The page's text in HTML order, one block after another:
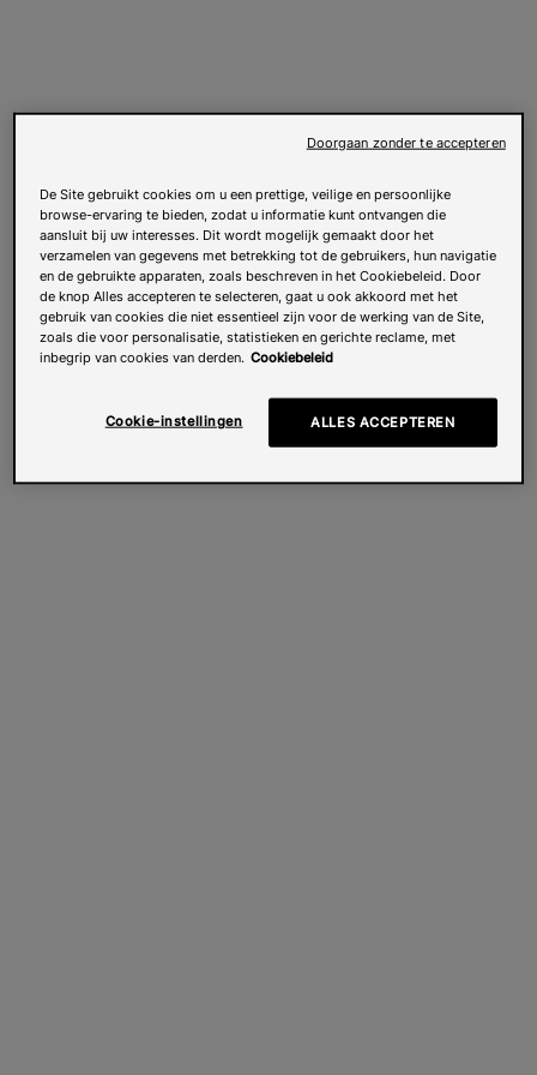
De Site gebruikt cookies om u een prettige, veilige en persoonlijke
browse-ervaring te bieden, zodat u informatie kunt ontvangen die
aansluit bij uw interesses. Dit wordt mogelijk gemaakt door het
verzamelen van gegevens met betrekking tot de gebruikers, hun navigatie
en de gebruikte apparaten, zoals beschreven in het Cookiebeleid. Door
de knop Alles accepteren te selecteren, gaat u ook akkoord met het
gebruik van cookies die niet essentieel zijn voor de werking van de Site,
zoals die voor personalisatie, statistieken en gerichte reclame, met
inbegrip van cookies van derden. Cookiebeleid
Cookie-instellingen ALLES ACCEPTEREN
Doorgaan zonder te accepteren